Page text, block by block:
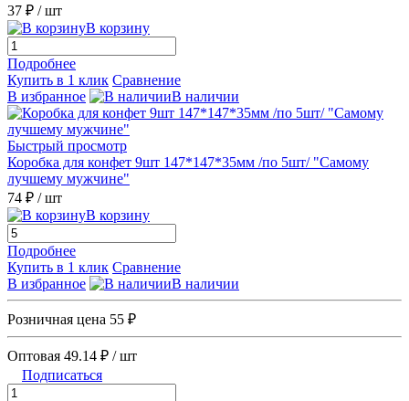
37 ₽ / шт
В корзину
Подробнее
Купить в 1 клик Сравнение
В избранное
В наличии
Быстрый просмотр
Коробка для конфет 9шт 147*147*35мм /по 5шт/ "Самому
лучшему мужчине"
74 ₽ / шт
В корзину
Подробнее
Купить в 1 клик Сравнение
В избранное
В наличии
Розничная цена 55 ₽
Оптовая 49.14 ₽ / шт
Подписаться